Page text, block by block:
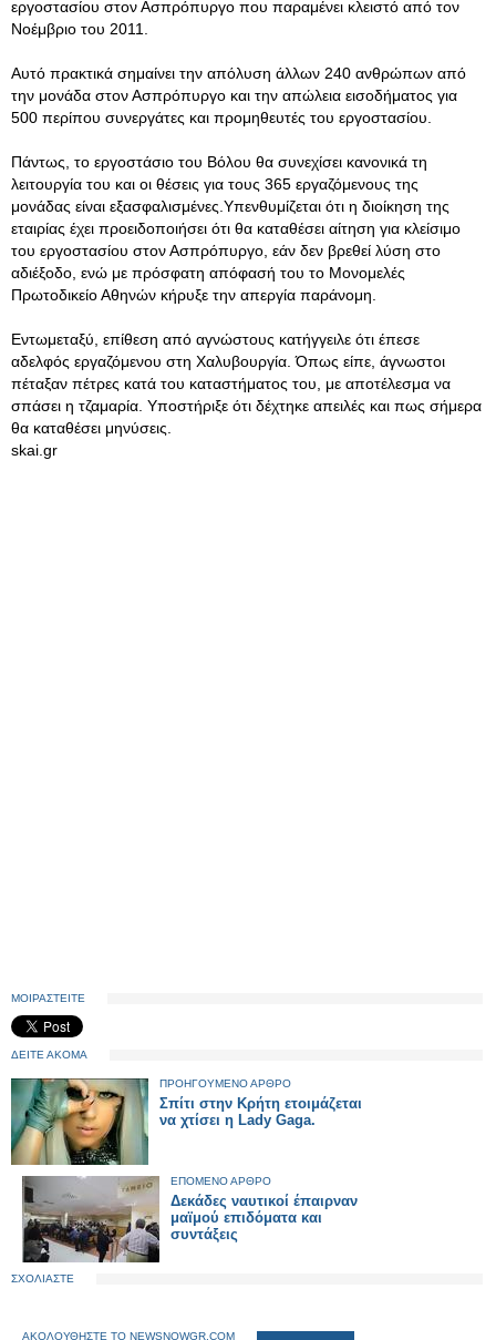
εργοστασίου στον Ασπρόπυργο που παραμένει κλειστό από τον
Νοέμβριο του 2011.
Αυτό πρακτικά σημαίνει την απόλυση άλλων 240 ανθρώπων από
την μονάδα στον Ασπρόπυργο και την απώλεια εισοδήματος για
500 περίπου συνεργάτες και προμηθευτές του εργοστασίου.
Πάντως, το εργοστάσιο του Βόλου θα συνεχίσει κανονικά τη
λειτουργία του και οι θέσεις για τους 365 εργαζόμενους της
μονάδας είναι εξασφαλισμένες.Υπενθυμίζεται ότι η διοίκηση της
εταιρίας έχει προειδοποιήσει ότι θα καταθέσει αίτηση για κλείσιμο
του εργοστασίου στον Ασπρόπυργο, εάν δεν βρεθεί λύση στο
αδιέξοδο, ενώ με πρόσφατη απόφασή του το Μονομελές
Πρωτοδικείο Αθηνών κήρυξε την απεργία παράνομη.
Εντωμεταξύ, επίθεση από αγνώστους κατήγγειλε ότι έπεσε
αδελφός εργαζόμενου στη Χαλυβουργία. Όπως είπε, άγνωστοι
πέταξαν πέτρες κατά του καταστήματος του, με αποτέλεσμα να
σπάσει η τζαμαρία. Υποστήριξε ότι δέχτηκε απειλές και πως σήμερα
θα καταθέσει μηνύσεις.
skai.gr
ΜΟΙΡΑΣΤΕΙΤΕ
ΔΕΙΤΕ ΑΚΟΜΑ
ΠΡΟΗΓΟΥΜΕΝΟ ΑΡΘΡΟ
Σπίτι στην Κρήτη ετοιμάζεται
να χτίσει η Lady Gaga.
ΕΠΟΜΕΝΟ ΑΡΘΡΟ
Δεκάδες ναυτικοί έπαιρναν
μαϊμού επιδόματα και
συντάξεις
ΣΧΟΛΙΑΣΤΕ
ΑΚΟΛΟΥΘΗΣΤΕ ΤΟ NEWSNOWGR.COM